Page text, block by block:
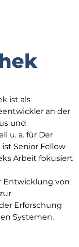
ist als
an der
und
u. a. für Der
ist Senior Fellow
Arbeit fokusiert
Entwicklung von
Erforschung
Systemen.